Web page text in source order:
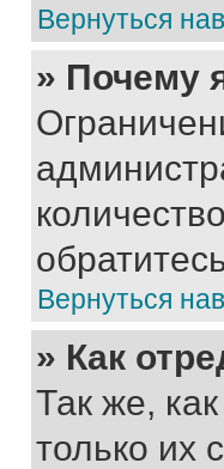
Вернуться
» Почему
Вернуться
» Как
Так же,
только их